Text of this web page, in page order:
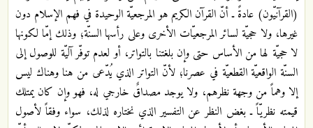
(القرآنيّون) عادةً ـ أنّ القرآن الكريم هو المرجعيّة الوحيدة في فهم الإسلام دون
غيرها، ولا حجيّة لسائر المرجعيّات الأخرى وعلى رأسها السنّة؛ وذلك إمّا لكونها
لا حجيّة لها من الأساس حتى وإن بلغتنا بالتواتر، أو لعدم توفّر آليّة للوصول إلى
السنّة الواقعيّة القطعيّة في عصرنا؛ لأنّ التواتر الذي يُدّعى من هنا وهناك ليس
إلا وهماً من وجهة نظرهم، ولا يوجد مصداقٌ خارجي له، فهو وإن كان يمتلك
قيمته نظريّاً ـ بغض النظر عن التفسير الذي نختاره لذلك، سواء وفقاً لأصول